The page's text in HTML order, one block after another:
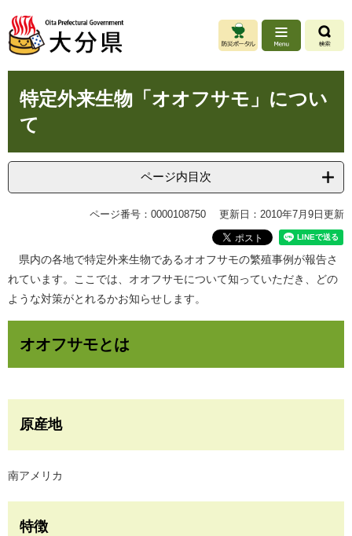
ジ
先
ュ
を
本
へ
特定外来生物「オオフサモ」につい
て
ページ内目次
ページ番号：0000108750 更新日：2010年7月9日更新
県内の各地で特定外来生物であるオオフサモの繁殖事例が報告さ
れています。ここでは、オオフサモについて知っていただき、どの
ような対策がとれるかお知らせします。
オオフサモとは
原産地
南アメリカ
特徴